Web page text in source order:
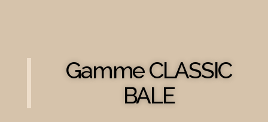
Gamme CLASSIC
BALE